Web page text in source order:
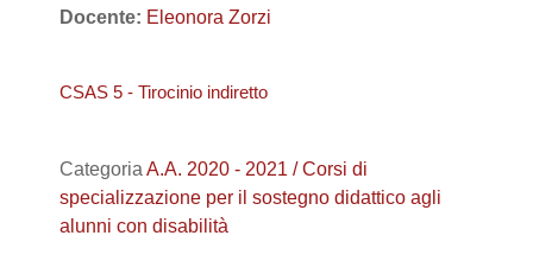
Docente: Eleonora Zorzi
CSAS 5 - Tirocinio indiretto
Categoria A.A. 2020 - 2021 / Corsi di
specializzazione per il sostegno didattico agli
alunni con disabilità